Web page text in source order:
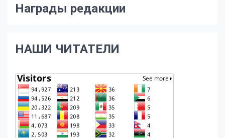
Награды редакции
НАШИ ЧИТАТЕЛИ